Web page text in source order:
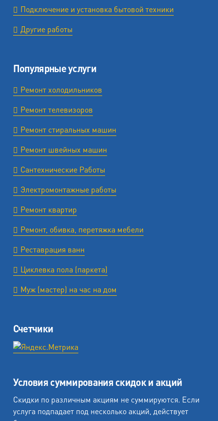
Подключение и установка бытовой техники
Другие работы
Популярные услуги
Ремонт холодильников
Ремонт телевизоров
Ремонт стиральных машин
Ремонт швейных машин
Сантехнические Работы
Электромонтажные работы
Ремонт квартир
Ремонт, обивка, перетяжка мебели
Реставрация ванн
Циклевка пола (паркета)
Муж (мастер) на час на дом
Счетчики
Условия суммирования скидок и акций
Скидки по различным акциям не суммируются. Если
услуга подпадает под несколько акций, действует